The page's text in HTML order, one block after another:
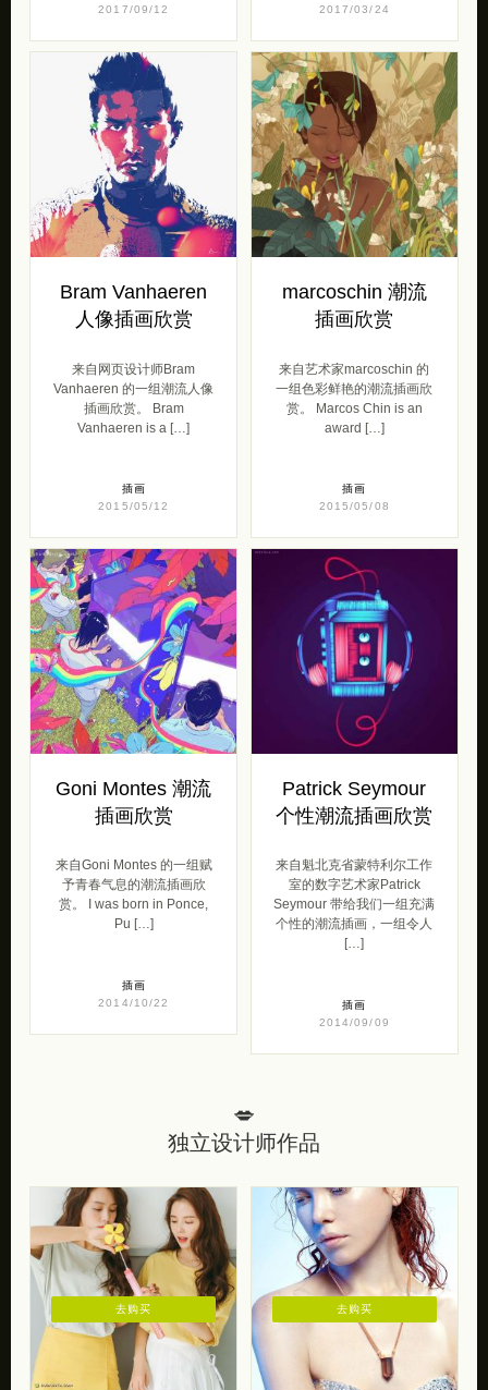
2017/09/12
2017/03/24
Bram Vanhaeren
人像插画欣赏
来自网页设计师Bram
Vanhaeren 的一组潮流人像
插画欣赏。 Bram
Vanhaeren is a […]
插画
2015/05/12
marcoschin 潮流
插画欣赏
来自艺术家marcoschin 的
一组色彩鲜艳的潮流插画欣
赏。 Marcos Chin is an
award […]
插画
2015/05/08
Goni Montes 潮流
插画欣赏
来自Goni Montes 的一组赋
予青春气息的潮流插画欣
赏。 I was born in Ponce,
Pu […]
插画
2014/10/22
Patrick Seymour
个性潮流插画欣赏
来自魁北克省蒙特利尔工作
室的数字艺术家Patrick
Seymour 带给我们一组充满
个性的潮流插画，一组令人
[…]
插画
2014/09/09
💋
独立设计师作品
去购买 去购买